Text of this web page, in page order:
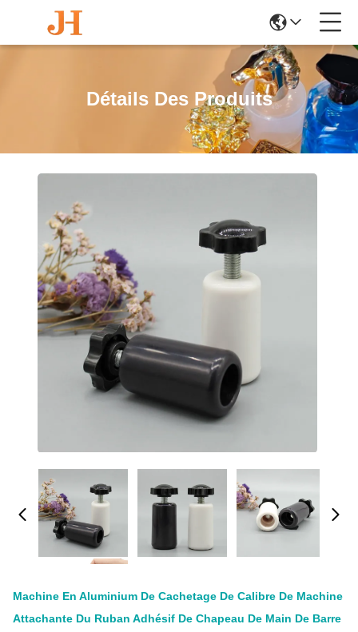
Détails Des Produits
Machine En Aluminium De Cachetage De Calibre De Machine
Attachante Du Ruban Adhésif De Chapeau De Main De Barre